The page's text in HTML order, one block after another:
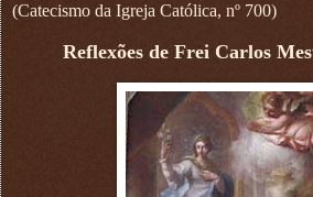
(Catecismo da Igreja Católica, nº 700)
Reflexões de Frei Carlos